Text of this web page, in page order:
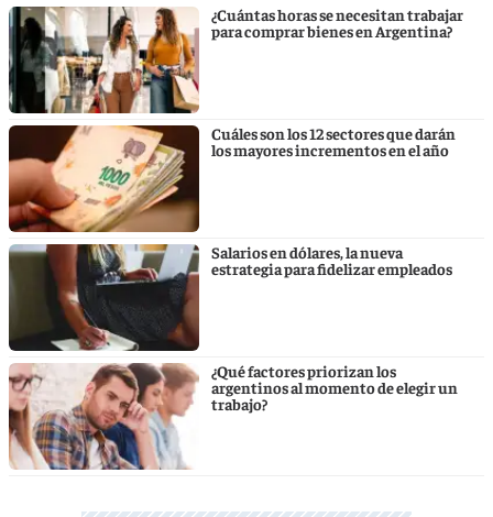
¿Cuántas horas se necesitan trabajar
para comprar bienes en Argentina?
Cuáles son los 12 sectores que darán
los mayores incrementos en el año
Salarios en dólares, la nueva
estrategia para fidelizar empleados
¿Qué factores priorizan los
argentinos al momento de elegir un
trabajo?